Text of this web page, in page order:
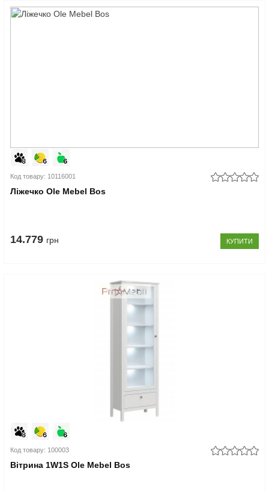
Код товару: 10116001
Ліжечко Ole Mebel Bos
14.779 грн КУПИТИ
Код товару: 100003
Вітрина 1W1S Ole Mebel Bos